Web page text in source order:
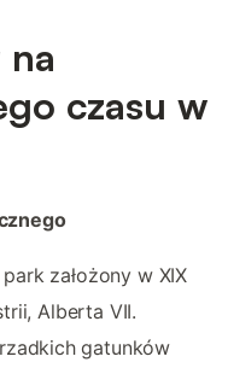
na
czasu w
założony w XIX
Alberta VII.
gatunków